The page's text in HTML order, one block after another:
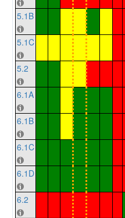
5.1B
5.1C
5.2
6.1A
6.1B
6.1C
6.1D
6.2